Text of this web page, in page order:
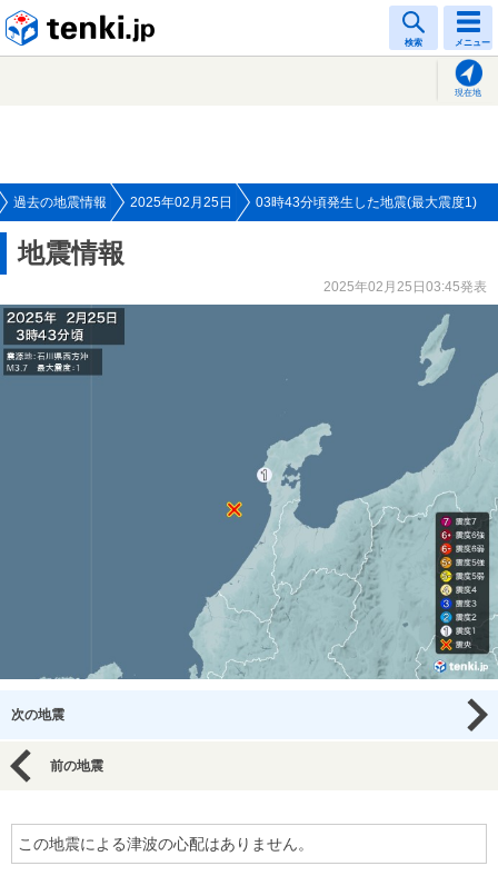
検索 メニュー
現在地
過去の地震情報 2025年02月25日 03時43分頃発生した地震(最大震度1)
地震情報
2025年02月25日03:45発表
次の地震
前の地震
この地震による津波の心配はありません。